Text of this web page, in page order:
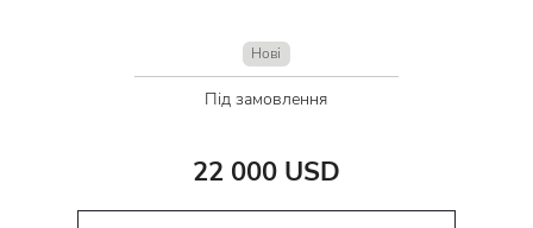
Нові
Під замовлення
22 000 USD